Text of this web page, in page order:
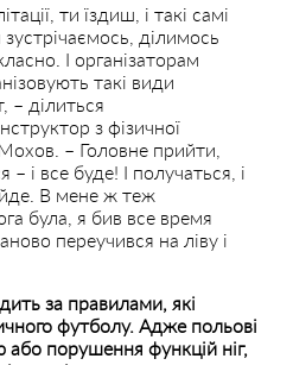
ти їздиш, і такі самі
ділимось
І організаторам
такі види
– ділиться
з фізичної
– Головне прийти,
– і все буде! І получаться, і
В мене ж теж
була, я бив все время
переучився на ліву і
за правилами, які
футболу. Адже польові
або порушення функцій ніг,